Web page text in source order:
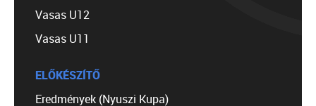
Vasas U12
Vasas U11
ELŐKÉSZÍTŐ
Eredmények (Nyuszi Kupa)